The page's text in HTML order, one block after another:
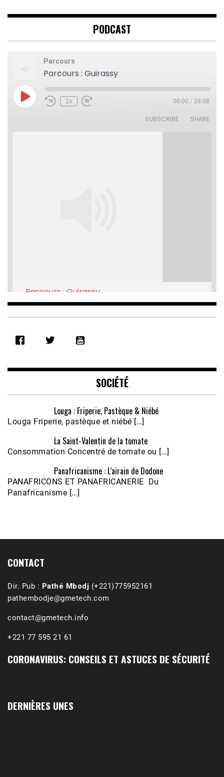
PODCAST
Parcours
Parcours : Guirassy
Play
Episode
Rewind
1x
Fast
00:00 / 28:08
SUBSCRIBE SHARE
RSS FEED
EMBED
Parcours : Guirassy
Feb 16, 2021 • 28:08
Écoutez le parcours de Claudiane Kapia
Nobana (Podologue)
Feb 24, 2021 • 28mn
1988-1989 :  La polémique de Guidimakha
SOCIÉTÉ
Louga : Friperie, Pastèque & Niébé
Louga Friperie, pastèque et niébé […]
La Saint-Valentin de la tomate
Consommation Concentré de tomate ou […]
Panafricanisme : L’airain de Dodone
PANAFRICONS ET PANAFRICANERIE Du
Panafricanisme […]
CONTACT
Dir. Pub : Pathé Mbodj (+221)775952161
pathembodje@gmetech.com
contact@gmetech.info
+221 77 595 21 61
CORONAVIRUS: CONSEILS ET ASTUCES DE SÉCURITÉ
DERNIÈRES UNES